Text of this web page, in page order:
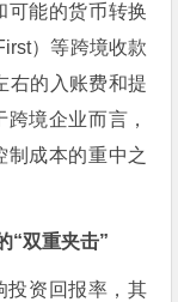
可能的货币转换
）等跨境收款
右的入账费和提
境企业而言，
制成本的重中之
“双重夹击”
投资回报率，其